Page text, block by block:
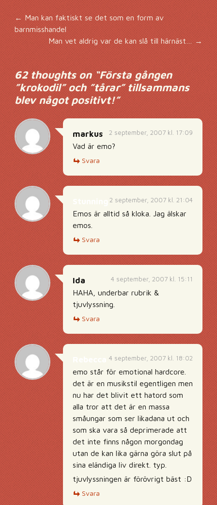
Inläggsnavigering
←Man kan faktiskt se det som en form av
barnmisshandel
Man vet aldrig var de kan slå till härnäst…→
62 thoughts on “Första gången
”krokodil” och ”tårar” tillsammans
blev något positivt!”
2 september, 2007 kl. 17:09
markus
Vad är emo?
Svara
2 september, 2007 kl. 21:04
Emos är alltid så kloka. Jag älskar
emos.
Svara
4 september, 2007 kl. 15:11
Ida
HAHA, underbar rubrik &
tjuvlyssning.
Svara
4 september, 2007 kl. 18:02
emo står för emotional hardcore.
det är en musikstil egentligen men
nu har det blivit ett hatord som
alla tror att det är en massa
småungar som ser likadana ut och
som ska vara så deprimerade att
det inte finns någon morgondag
utan de kan lika gärna göra slut på
sina eländiga liv direkt. typ.
tjuvlyssningen är förövrigt bäst :D
Svara